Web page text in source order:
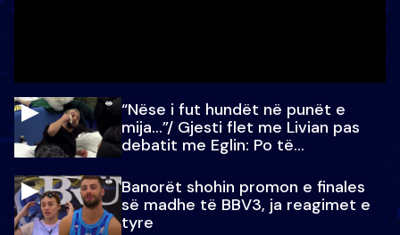
“Nëse i fut hundët në punët e
mija…”/ Gjesti flet me Livian pas
debatit me Eglin: Po të
Banorët shohin promon e finales
së madhe të BBV3, ja reagimet e
tyre